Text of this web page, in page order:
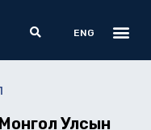
Search
ENG
Улсын